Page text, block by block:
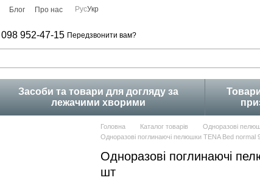
Блог Про нас РусУкр
098 952-47-15 Передзвонити вам?
Засоби та товари для догляду за
лежачими хворими
Головна Каталог товарів Одноразові
Одноразові поглинаючі пелюшки TENA Bed
Одноразові поглинаючі
шт